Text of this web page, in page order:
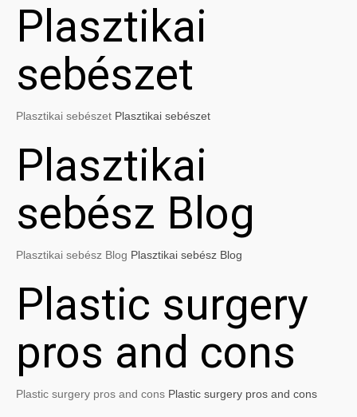
Plasztikai
sebészet
Plasztikai sebészet Plasztikai sebészet
Plasztikai
sebész Blog
Plasztikai sebész Blog Plasztikai sebész Blog
Plastic surgery
pros and cons
Plastic surgery pros and cons Plastic surgery pros and cons